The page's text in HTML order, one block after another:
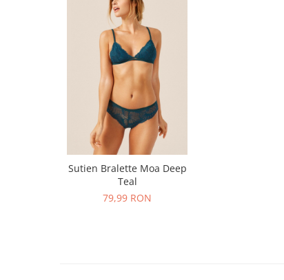
Sutien Bralette Moa Deep
Teal
79,99 RON